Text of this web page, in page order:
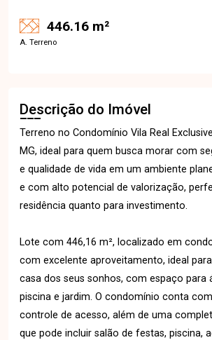
446.16 m²
A. Terreno
Descrição do Imóvel
Terreno no Condomínio Vila Real
MG, ideal para quem busca morar com
e qualidade de vida em um ambiente
e com alto potencial de valorização,
residência quanto para investimento.
Lote com 446,16 m², localizado em
com excelente aproveitamento, ideal
casa dos seus sonhos, com espaço para
piscina e jardim. O condomínio conta
controle de acesso, além de uma
que pode incluir salão de festas, piscina,